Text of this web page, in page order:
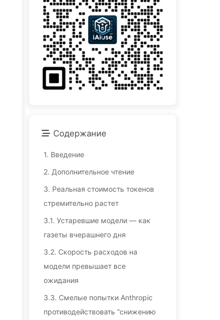
Содержание
1. Введение
2. Дополнительное чтение
3. Реальная стоимость токенов
стремительно растет
3.1. Устаревшие модели — как
газеты вчерашнего дня
3.2. Скорость расходов на
модели превышает все
ожидания
3.3. Смелые попытки Anthropic
противодействовать “снижению